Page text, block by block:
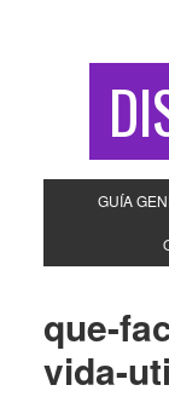
GUÍA
que-
vida-